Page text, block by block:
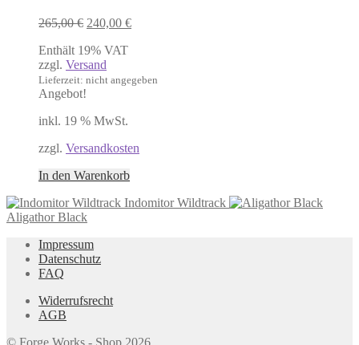
265,00€ Ursprünglicher
war:
265,00 €
240,00 €Aktueller
Enthält 19% VAT
zzgl. Versand
Lieferzeit: nicht angegeben
Angebot!
inkl. 19 % MwSt.
zzgl. Versandkosten
In den Warenkorb
Indomitor Wildtrack
Aligathor Black
Impressum
Datenschutz
FAQ
Widerrufsrecht
AGB
© Forge Works - Shop 2026